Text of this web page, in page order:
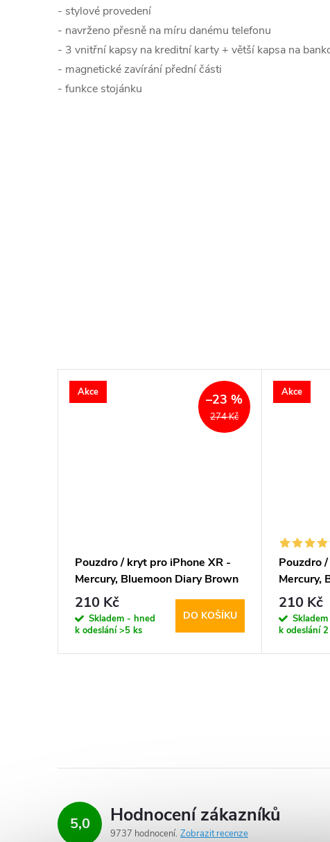
- stylové provedení
- navrženo přesně na míru danému telefonu
- 3 vnitřní kapsy na kreditní karty + větší kapsa na
- magnetické zavírání přední části
- funkce stojánku
Akce
274 Kč
–23 %
Pouzdro / kryt pro iPhone XR -
Mercury, Bluemoon Diary Brown
210 Kč
Skladem - hned
k odeslání>5 ks
DO KOŠÍKU
Akce
Pouzdro
Mercury,
210 Kč
k odeslání
5,0 Hodnocení zákazníků
9737 hodnocení Zobrazit recenze